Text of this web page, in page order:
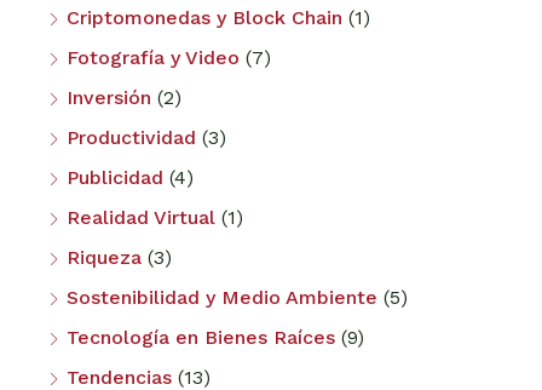
Criptomonedas y Block Chain (1)
Fotografía y Video (7)
Inversión (2)
Productividad (3)
Publicidad (4)
Realidad Virtual (1)
Riqueza (3)
Sostenibilidad y Medio Ambiente (5)
Tecnología en Bienes Raíces (9)
Tendencias (13)